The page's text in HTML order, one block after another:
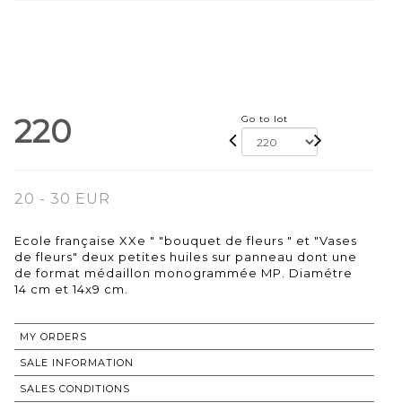
220 Go to lot
20 - 30 EUR
Ecole française XXe " "bouquet de fleurs " et "Vases
de fleurs" deux petites huiles sur panneau dont une
de format médaillon monogrammée MP. Diamétre
14 cm et 14x9 cm.
MY ORDERS
SALE INFORMATION
SALES CONDITIONS